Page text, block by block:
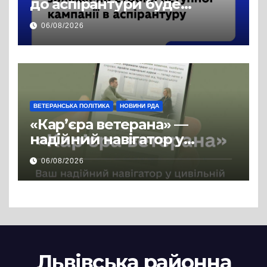
до аспірантури буде
продовжено
06/08/2026
ВЕТЕРАНСЬКА ПОЛІТИКА НОВИНИ РДА
«Кар’єра ветерана» —
надійний навігатор у
цивільній професії
06/08/2026